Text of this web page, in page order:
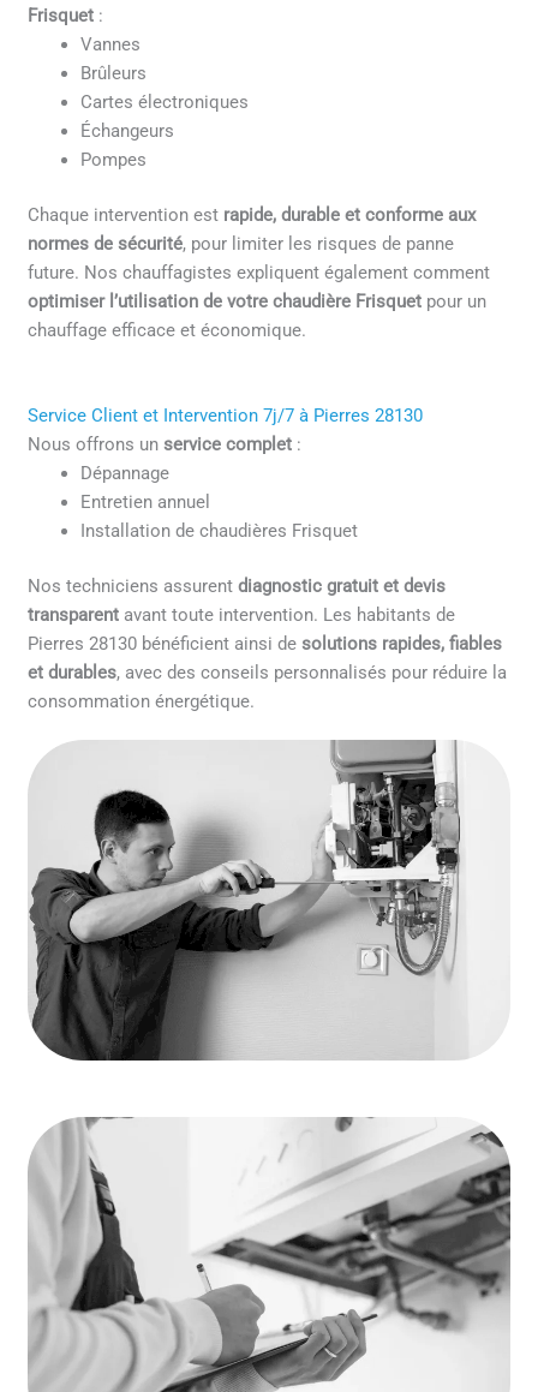
Frisquet :
Vannes
Brûleurs
Cartes électroniques
Échangeurs
Pompes
Chaque intervention est rapide, durable et conforme aux
normes de sécurité, pour limiter les risques de panne
future. Nos chauffagistes expliquent également comment
optimiser l’utilisation de votre chaudière Frisquet pour un
chauffage efficace et économique.
Service Client et Intervention 7j/7 à Pierres 28130
Nous offrons unservice complet :
Dépannage
Entretien annuel
Installation de chaudières Frisquet
Nos techniciens assurentdiagnostic gratuit et devis
transparent avant toute intervention. Les habitants de
Pierres 28130 bénéficient ainsi desolutions rapides, fiables
et durables, avec des conseils personnalisés pour réduire la
consommation énergétique.